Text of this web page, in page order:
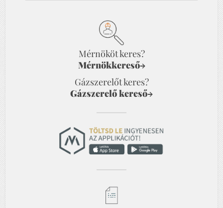
Mérnököt keres?
Mérnökkereső→
Gázszerelőt keres?
Gázszerelő kereső→